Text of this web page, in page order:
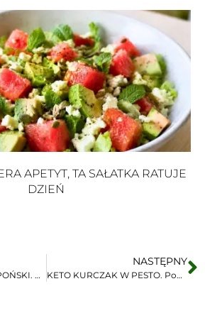
APETYT, TA SAŁATKA RATUJE
DZIEŃ
PUSZYSTY OMLET JAPOŃSKI. Przygotuj go bez mąki i cukru. 0g węglowodanów
NASTĘPNY
KETO KURCZAK W PESTO. Pomysł na pyszny obiad